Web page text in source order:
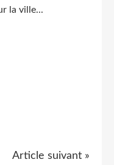
la ville...
Article suivant »